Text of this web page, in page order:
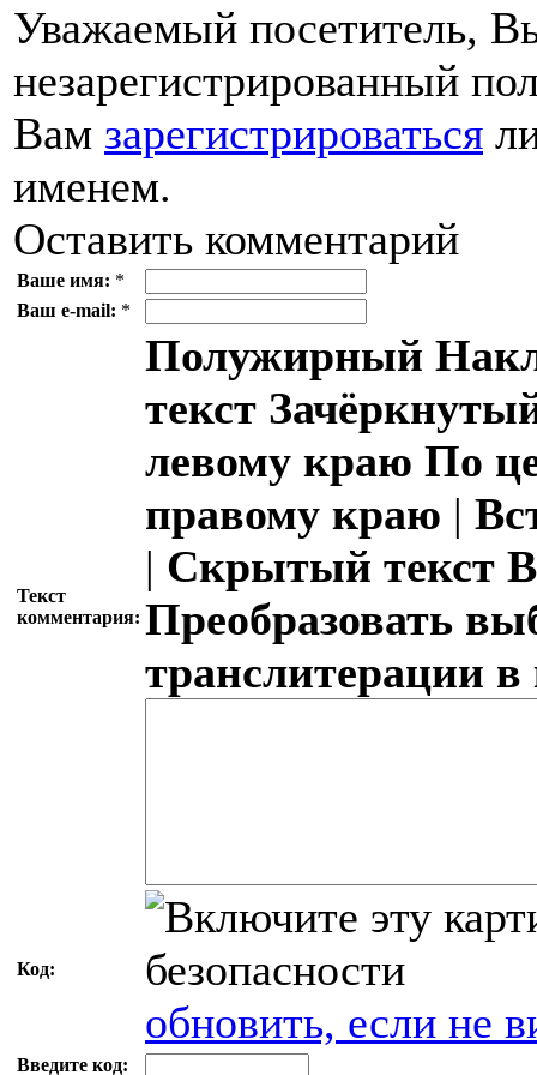
Уважаемый посетитель,
незарегистрированный
Вам зарегистрироваться
именем.
Оставить комментарий
Ваше имя: *
Ваш e-mail: *
Текст
комментария:
Полужирный
текст
левому краю По
правому краю |
| Скрытый текст
Преобразовать
транслитерации
Код:
обновить, если не
Введите код: